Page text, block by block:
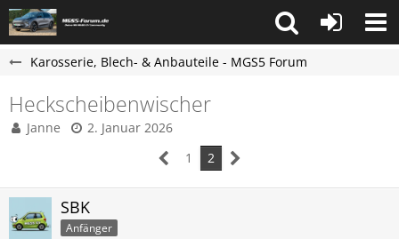
Karosserie, Blech- & Anbauteile - MGS5 Forum
Heckscheibenwischer
Janne
2. Januar 2026
1
2
SBK
Anfänger